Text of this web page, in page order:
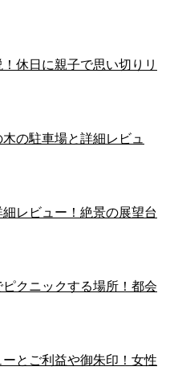
休日に親子で思い切りリ
の駐車場と詳細レビュ
レビュー！絶景の展望台
クニックする場所！都会
とご利益や御朱印！女性